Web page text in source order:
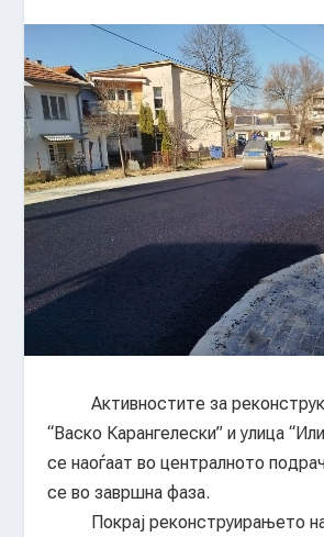
Активностите за
“Васко Карангелески” и улица
се наоѓаат во централното
се во завршна фаза.
Покрај реконструирањето